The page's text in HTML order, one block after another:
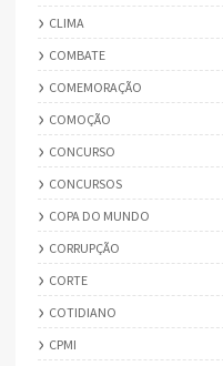
CLIMA
COMBATE
COMEMORAÇÃO
COMOÇÃO
CONCURSO
CONCURSOS
COPA DO MUNDO
CORRUPÇÃO
CORTE
COTIDIANO
CPMI